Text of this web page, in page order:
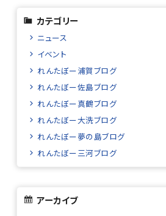
カテゴリー
ニュース
イベント
れんたぼー浦賀ブログ
れんたぼー佐島ブログ
れんたぼー真鶴ブログ
れんたぼー大洗ブログ
れんたぼー夢の島ブログ
れんたぼー三河ブログ
アーカイブ